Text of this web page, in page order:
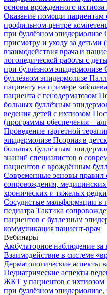
основы врожденного ихтиоза
Оказание помощи пациентам
профильном центре
при буллёзном эпидермолизе
присмотру и уходу за детьми
взаимодействия врача и
логопедической работы с
при буллёзном эпидермолизе
буллёзном эпидермолизе
пациенту на примере
пациента с генодерматозом
больных буллёзным
ведения детей с ихтиозом
(программы обеспечения –
Проведение таргетной
эпидермолизе Псориаз в
больных буллёзным
знаний специалистов о
пациентов с врождённым
Современные основы правил
сопровождения,
хронических и тяжелых
Сосудистые мальформации в
педиатра Тактика
пациентов с буллезным
коммуникация пациент-врач
Вебинары
Амбулаторное наблюдение
Взаимодействие в системе
Дерматологические аспекты
Педиатрические аспекты
ЖКТ у пациентов с ихтиозом
при буллёзном